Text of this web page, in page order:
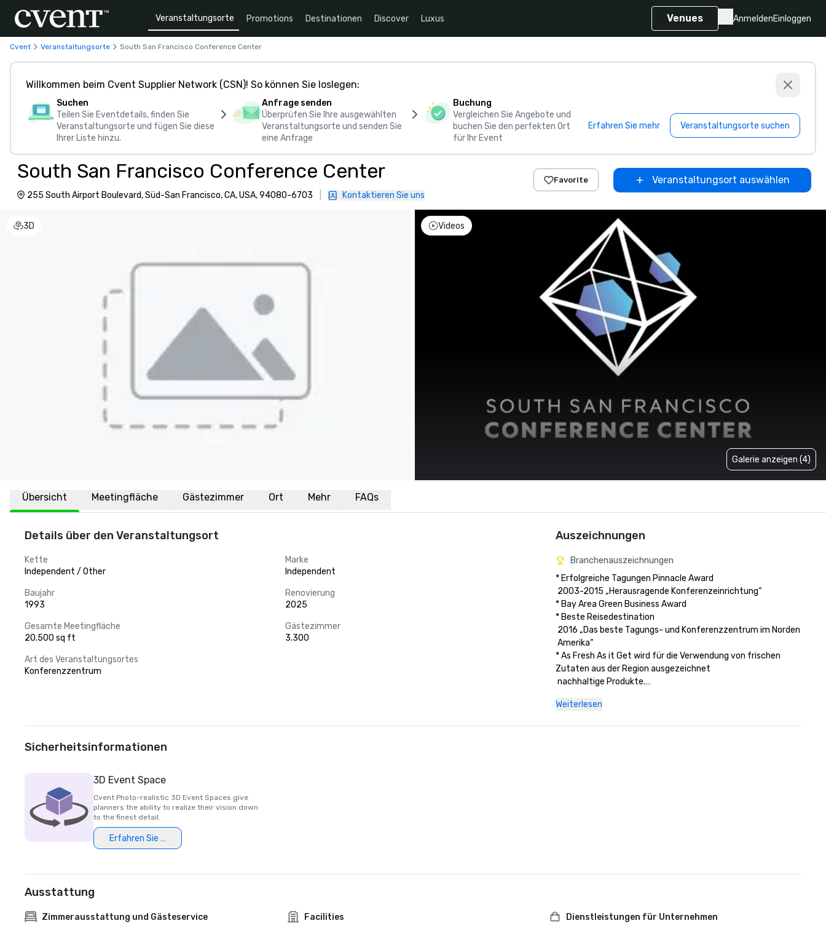
Veranstaltungsorte Promotions Destinationen Discover Luxus Venues AnmeldenEinloggen
Cvent Veranstaltungsorte South San Francisco Conference Center
Willkommen beim Cvent Supplier Network (CSN)! So können Sie loslegen:
Suchen
Teilen Sie Eventdetails, finden Sie
Veranstaltungsorte und fügen Sie diese
Ihrer Liste hinzu.
Anfrage senden
Überprüfen Sie Ihre ausgewählten
Veranstaltungsorte und senden Sie
eine Anfrage
Buchung
Vergleichen Sie Angebote und
buchen Sie den perfekten Ort
für Ihr Event
Erfahren Sie mehr Veranstaltungsorte suchen
South San Francisco Conference Center
255 South Airport Boulevard, Süd-San Francisco, CA, USA, 94080-6703 Kontaktieren Sie uns
Favorite Veranstaltungsort auswählen
3D Videos
Galerie anzeigen (4)
Übersicht Meetingfläche Gästezimmer Ort Mehr FAQs
Details über den Veranstaltungsort
Kette
Independent / Other
Marke
Independent
Baujahr
1993
Renovierung
2025
Gesamte Meetingfläche
20.500 sq ft
Gästezimmer
3.300
Art des Veranstaltungsortes
Konferenzzentrum
Auszeichnungen
Branchenauszeichnungen
* Erfolgreiche Tagungen Pinnacle Award
2003-2015 „Herausragende Konferenzeinrichtung“
* Bay Area Green Business Award
* Beste Reisedestination
2016 „Das beste Tagungs- und Konferenzzentrum im Norden
Amerika“
* As Fresh As it Get wird für die Verwendung von frischen
Zutaten aus der Region ausgezeichnet
nachhaltige Produkte.
Weiterlesen
Sicherheitsinformationen
3D Event Space
Cvent Photo-realistic 3D Event Spaces give
planners the ability to realize their vision down
to the finest detail.
Erfahren Sie mehr
Ausstattung
Zimmerausstattung und Gästeservice
Facilities
Dienstleistungen für Unternehmen